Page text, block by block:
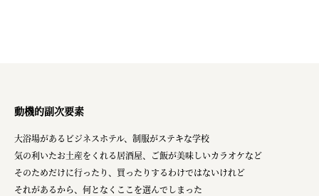
動機的副次要素
大浴場があるビジネスホテル、制服がステキな学校
気の利いたお土産をくれる居酒屋、ご飯が美味しいカラオケなど
そのためだけに行ったり、買ったりするわけではないけれど
それがあるから、何となくここを選んでしまった